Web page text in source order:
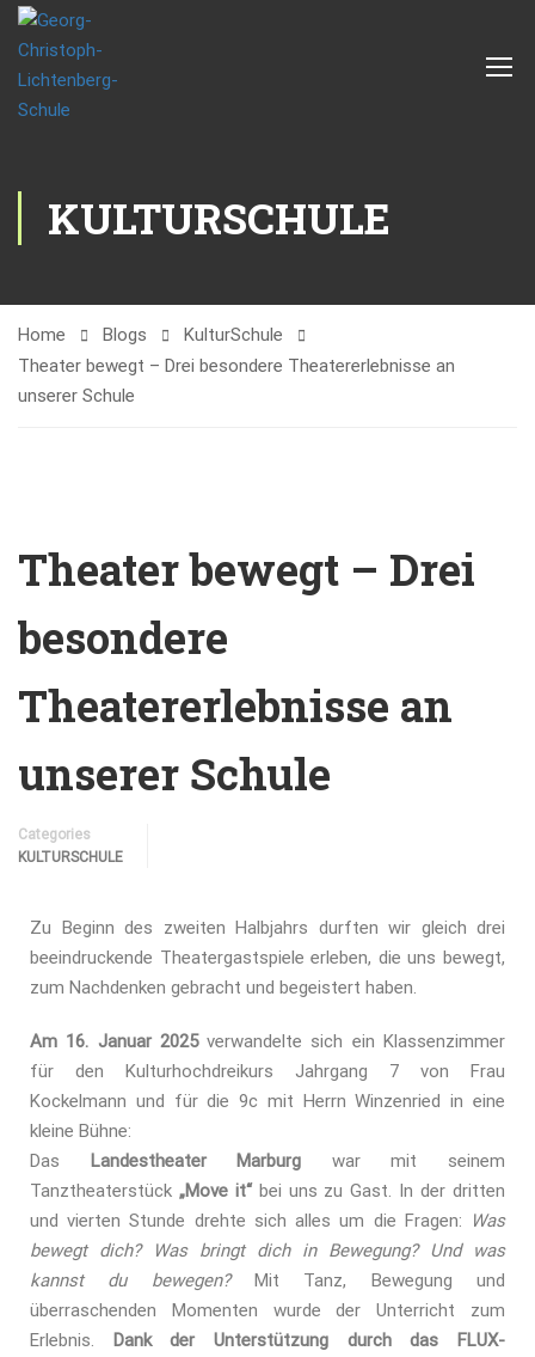
KULTURSCHULE
Home Blogs
KulturSchule
Theater bewegt – Drei besondere Theatererlebnisse an
unserer Schule
Theater bewegt – Drei
besondere
Theatererlebnisse an
unserer Schule
Categories
KULTURSCHULE
Zu Beginn des zweiten Halbjahrs durften wir gleich drei
beeindruckende Theatergastspiele erleben, die uns bewegt,
zum Nachdenken gebracht und begeistert haben.
Am 16. Januar 2025verwandelte sich ein Klassenzimmer
für den Kulturhochdreikurs Jahrgang 7 von Frau
Kockelmann und für die 9c mit Herrn Winzenried in eine
kleine Bühne:
Das Landestheater Marburg war mit seinem
Tanztheaterstück „Move it“bei uns zu Gast. In der dritten
und vierten Stunde drehte sich alles um die Fragen:
Was
bewegt dich? Was bringt dich in Bewegung? Und was
kannst du bewegen? Mit Tanz, Bewegung und
überraschenden Momenten wurde der Unterricht zum
Erlebnis. Dank der Unterstützung durch das FLUX-